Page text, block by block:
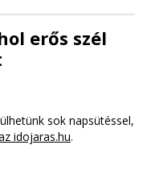
erős szél
sok napsütéssel,
idojaras.hu.